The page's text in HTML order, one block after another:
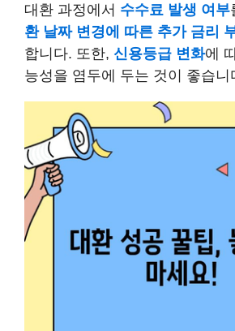
대환 과정에서 수수료 발생 여부
환 날짜 변경에 따른 추가 금리
합니다. 또한, 신용등급 변화에
능성을 염두에 두는 것이 좋습니